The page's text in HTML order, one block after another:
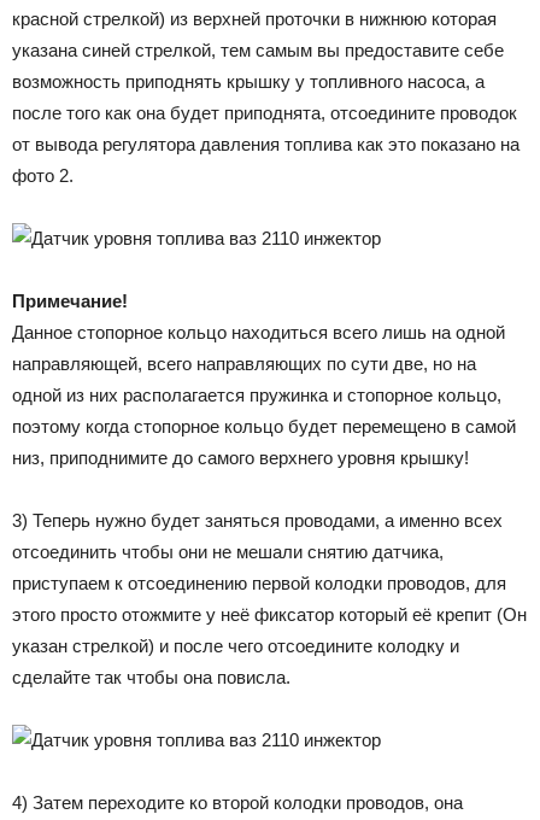
красной стрелкой) из верхней проточки в нижнюю которая
указана синей стрелкой, тем самым вы предоставите себе
возможность приподнять крышку у топливного насоса, а
после того как она будет приподнята, отсоедините проводок
от вывода регулятора давления топлива как это показано на
фото 2.
Примечание!
Данное стопорное кольцо находиться всего лишь на одной
направляющей, всего направляющих по сути две, но на
одной из них располагается пружинка и стопорное кольцо,
поэтому когда стопорное кольцо будет перемещено в самой
низ, приподнимите до самого верхнего уровня крышку!
3) Теперь нужно будет заняться проводами, а именно всех
отсоединить чтобы они не мешали снятию датчика,
приступаем к отсоединению первой колодки проводов, для
этого просто отожмите у неё фиксатор который её крепит (Он
указан стрелкой) и после чего отсоедините колодку и
сделайте так чтобы она повисла.
4) Затем переходите ко второй колодки проводов, она